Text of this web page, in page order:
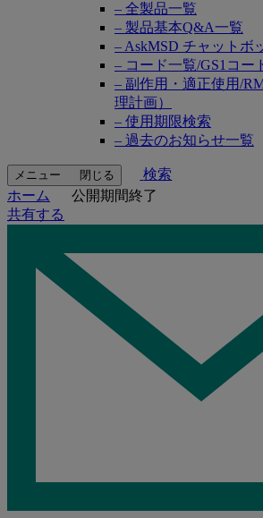
– 全製品一覧
– 製品基本Q&A一覧
– AskMSD チャットボ
– コード一覧/GS1コー
– 副作用・適正使用/
理計画）
– 使用期限検索
– 過去のお知らせ一覧
メニュー 閉じる
検索
ホーム
公開期間終了
共有する